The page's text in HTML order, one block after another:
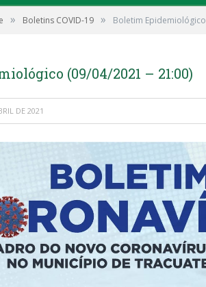
» Boletins COVID-19 » Boletim
(09/04/2021 – 21:00)
DE 2021